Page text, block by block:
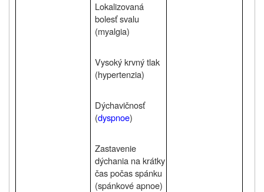
Lokalizovaná
bolesť svalu
(myalgia)
Vysoký krvný tlak
(hypertenzia)
Dýchavičnosť
(dyspnoe)
Zastavenie
dýchania na krátky
čas počas spánku
(spánkové apnoe)